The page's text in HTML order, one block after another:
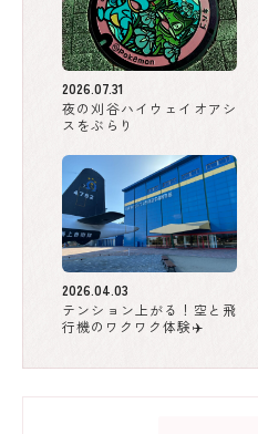
2026.07.31
夜の刈谷ハイウェイオアシ
スをぶらり
2026.04.03
テンション上がる！空と飛
行機のワクワク体験✈️